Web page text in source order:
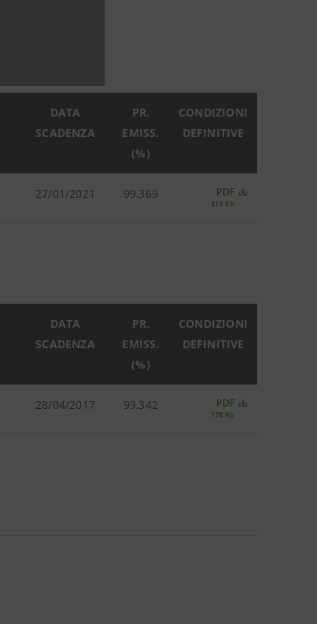
DATA
SCADENZA
PR.
EMISS.
(%)
CONDIZIONI
DEFINITIVE
27/01/2021 99,369 PDF
413 Kb
DATA
SCADENZA
PR.
EMISS.
(%)
CONDIZIONI
DEFINITIVE
28/04/2017 99,342 PDF
178 Kb